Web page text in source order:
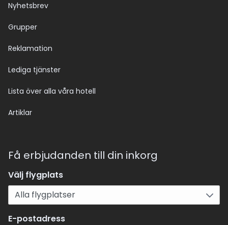
Nyhetsbrev
Grupper
Reklamation
Lediga tjänster
Lista över alla våra hotell
Artiklar
Få erbjudanden till din inkorg
Välj flygplats
E-postadress